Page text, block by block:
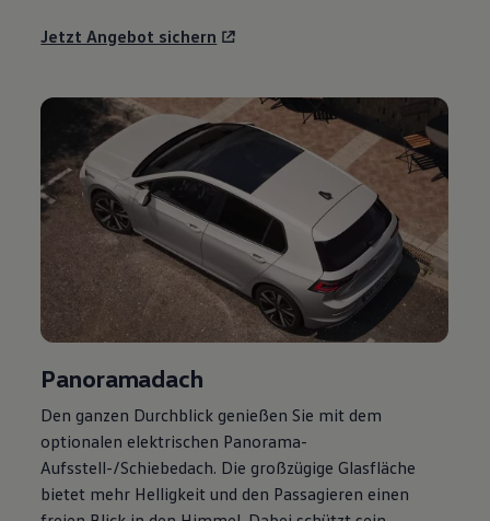
Jetzt Angebot sichern
Panoramadach
Den ganzen Durchblick genießen Sie mit dem
optionalen elektrischen Panorama-
Aufsstell-/Schiebedach. Die großzügige Glasfläche
bietet mehr Helligkeit und den Passagieren einen